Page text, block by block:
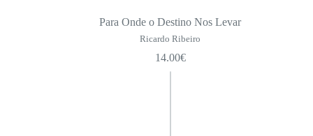
Para Onde o Destino Nos Levar
Ricardo Ribeiro
14.00€